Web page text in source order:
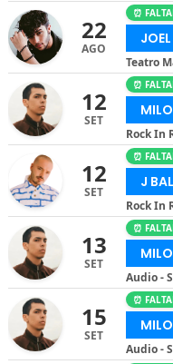
22
AGO
⏰
Teatro
12
SET
⏰
Rock In
12
SET
⏰
J
Rock In
13
SET
⏰
Audio -
15
SET
⏰
Audio -